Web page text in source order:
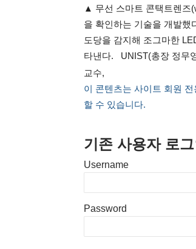
▲ 무선 스마트 콘택트렌즈
을 확인하는 기술을 개발
도당을 감지해 조그마한
타낸다. UNIST(총장 정무
교수,
이 콘텐츠는 사이트 회원
할 수 있습니다.
기존 사용자 로
Username
Password